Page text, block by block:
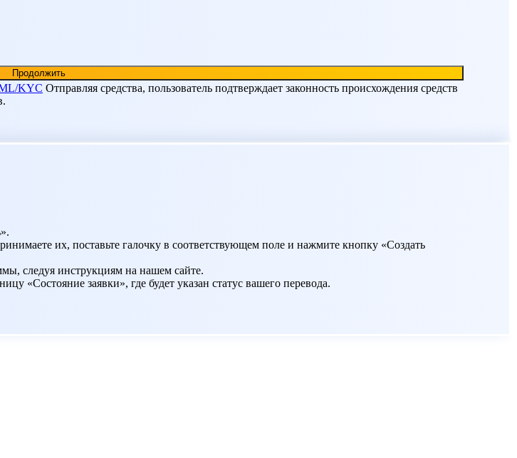
KYC Отправляя средства, пользователь подтверждает законность происхождения средств
их, поставьте галочку в соответствующем поле и нажмите кнопку «Создать
следуя инструкциям на нашем сайте.
«Состояние заявки», где будет указан статус вашего перевода.